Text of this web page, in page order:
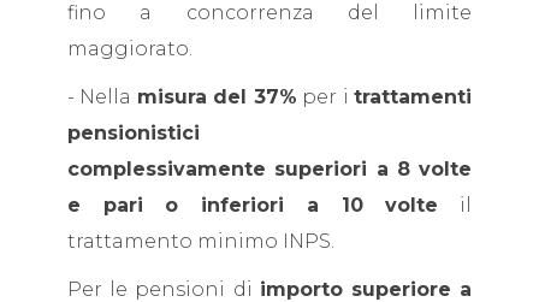
fino a concorrenza del limite
maggiorato.
- Nella misura del 37% per itrattamenti
pensionistici
complessivamente superiori a 8 volte
e pari o inferiori a 10 volte il
trattamento minimo INPS.
Per le pensioni di importo superiore a